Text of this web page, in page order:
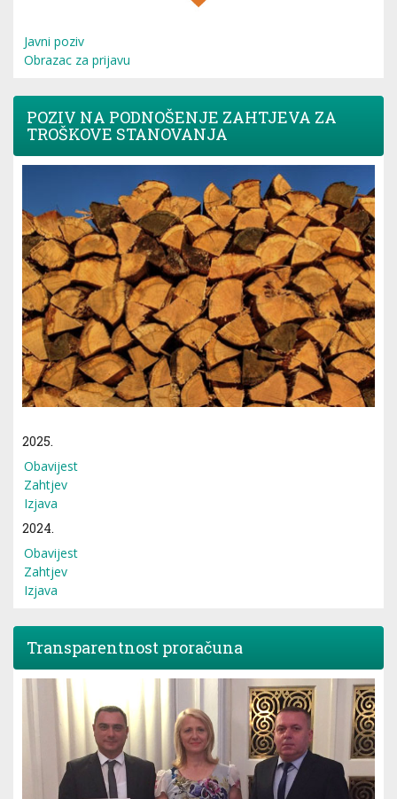
Javni poziv
Obrazac za prijavu
POZIV NA PODNOŠENJE ZAHTJEVA ZA
TROŠKOVE STANOVANJA
2025.
Obavijest
Zahtjev
Izjava
2024.
Obavijest
Zahtjev
Izjava
Transparentnost proračuna